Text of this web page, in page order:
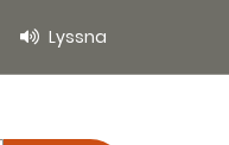
Lyssna